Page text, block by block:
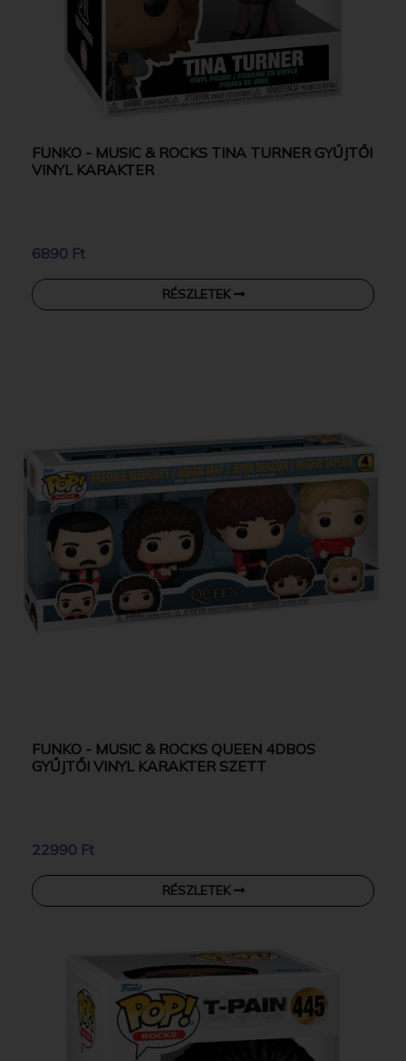
FUNKO - MUSIC & ROCKS TINA TURNER GYŰJTŐI
VINYL KARAKTER
6890 Ft
RÉSZLETEK
FUNKO - MUSIC & ROCKS QUEEN 4DBOS
GYŰJTŐI VINYL KARAKTER SZETT
22990 Ft
RÉSZLETEK